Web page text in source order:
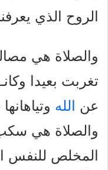
الروح الذي
والصلاة هي
تغربت بعيدا
عن
الله
والصلاة هي
المخلص للنفس